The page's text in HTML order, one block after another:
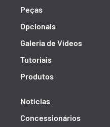
Peças
Opcionais
Galeria de Vídeos
Tutoriais
Produtos
Notícias
Concessionários